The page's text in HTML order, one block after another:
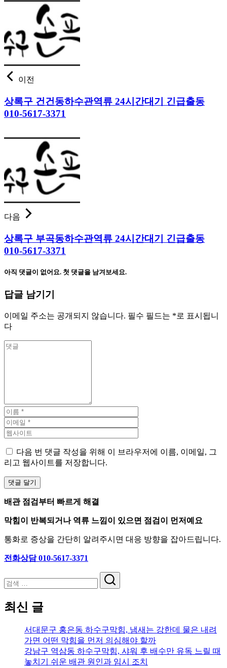
이전
상록구 건건동하수관역류 24시간대기 긴급출동
010-5617-3371
다음
상록구 부곡동하수관역류 24시간대기 긴급출동
010-5617-3371
아직 댓글이 없어요. 첫 댓글을 남겨보세요.
답글 남기기
이메일 주소는 공개되지 않습니다. 필수 필드는 *로 표시됩니
다
다음 번 댓글 작성을 위해 이 브라우저에 이름, 이메일, 그
리고 웹사이트를 저장합니다.
배관 점검부터 빠르게 해결
막힘이 반복되거나 역류 느낌이 있으면 점검이 먼저예요
통화로 증상을 간단히 알려주시면 대응 방향을 잡아드립니다.
전화상담 010-5617-3371
검
최신 글
서대문구 홍은동 하수구막힘, 냄새는 강한데 물은 내려
가면 어떤 막힘을 먼저 의심해야 할까
강남구 역삼동 하수구막힘, 샤워 후 배수만 유독 느릴 때
놓치기 쉬운 배관 원인과 임시 조치